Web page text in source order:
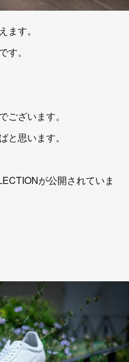
ます。
す。
ございます。
と思います。
が公開されていま